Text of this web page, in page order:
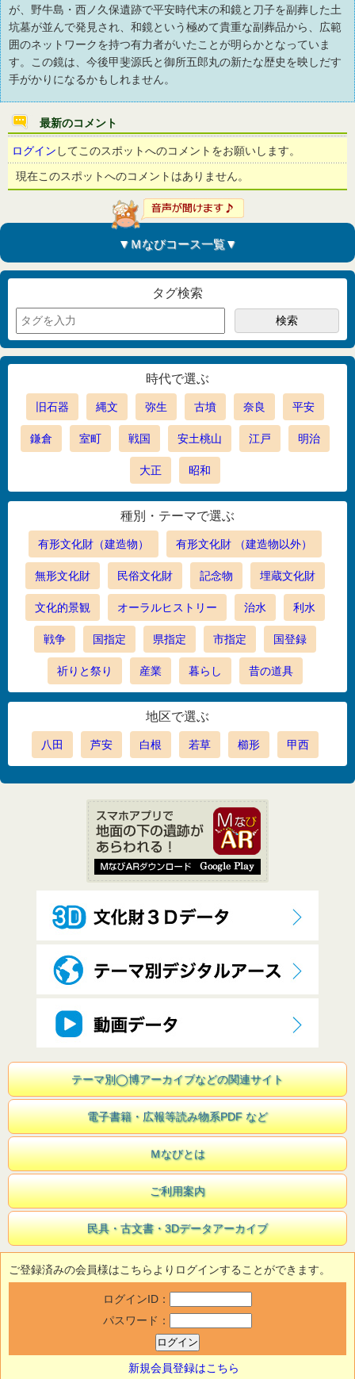
が、野牛島・西ノ久保遺跡で平安時代末の和鏡と刀子を副葬した土
坑墓が並んで発見され、和鏡という極めて貴重な副葬品から、広範
囲のネットワークを持つ有力者がいたことが明らかとなっていま
す。この鏡は、今後甲斐源氏と御所五郎丸の新たな歴史を映しだす
手がかりになるかもしれません。
最新のコメント
ログイン してこのスポットへのコメントをお願いします。
現在このスポットへのコメントはありません。
▼Ｍなびコース一覧▼
タグ検索
時代で選ぶ
旧石器 縄文 弥生 古墳 奈良 平安
鎌倉 室町 戦国 安土桃山 江戸 明治
大正 昭和
種別・テーマで選ぶ
有形文化財（建造物） 有形文化財 （建造物以外）
無形文化財 民俗文化財 記念物 埋蔵文化財
文化的景観 オーラルヒストリー 治水 利水
戦争 国指定 県指定 市指定 国登録
祈りと祭り 産業 暮らし 昔の道具
地区で選ぶ
八田 芦安 白根 若草 櫛形 甲西
テーマ別◯博アーカイブなどの関連サイト
電子書籍・広報等読み物系PDF など
Ｍなびとは
ご利用案内
民具・古文書・3Dデータアーカイブ
ご登録済みの会員様はこちらよりログインすることができます。
ログインID：
パスワード：
新規会員登録はこちら